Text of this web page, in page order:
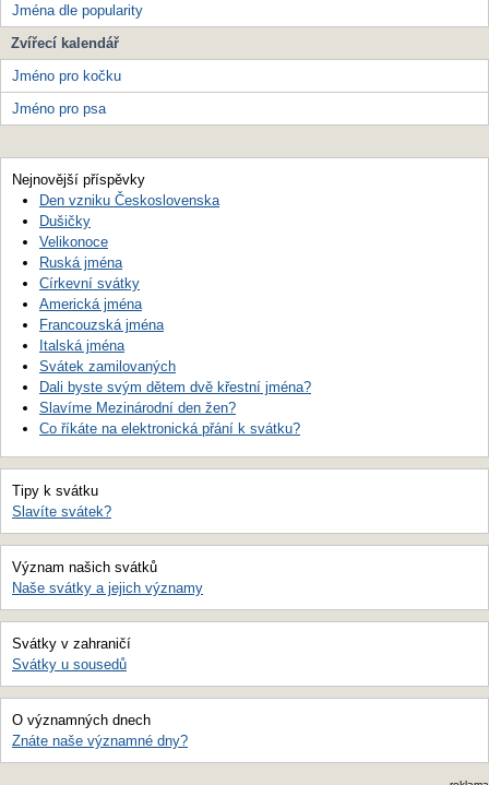
Jména dle popularity
Zvířecí kalendář
Jméno pro kočku
Jméno pro psa
Nejnovější příspěvky
Den vzniku Československa
Dušičky
Velikonoce
Ruská jména
Církevní svátky
Americká jména
Francouzská jména
Italská jména
Svátek zamilovaných
Dali byste svým dětem dvě křestní jména?
Slavíme Mezinárodní den žen?
Co říkáte na elektronická přání k svátku?
Tipy k svátku
Slavíte svátek?
Význam našich svátků
Naše svátky a jejich významy
Svátky v zahraničí
Svátky u sousedů
O významných dnech
Znáte naše významné dny?